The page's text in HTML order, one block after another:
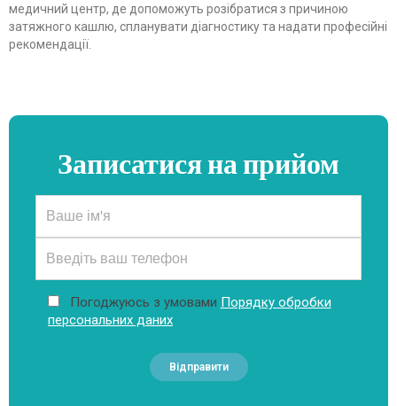
медичний центр, де допоможуть розібратися з причиною
затяжного кашлю, спланувати діагностику та надати професійні
рекомендації.
Записатися на прийом
Погоджуюсь з умовами Порядку обробки
персональних даних